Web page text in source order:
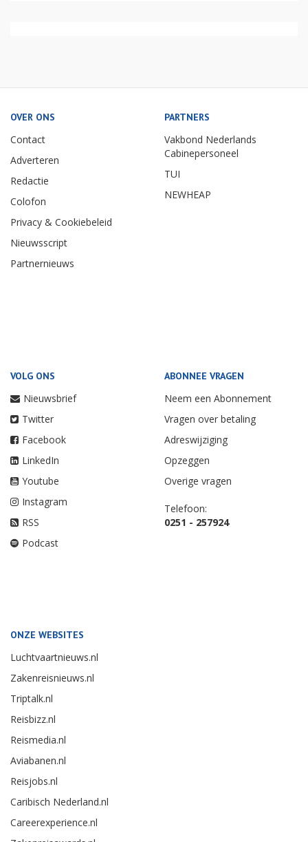
OVER ONS
Contact
Adverteren
Redactie
Colofon
Privacy & Cookiebeleid
Nieuwsscript
Partnernieuws
PARTNERS
Vakbond Nederlands
Cabinepersoneel
TUI
NEWHEAP
VOLG ONS
Nieuwsbrief
Twitter
Facebook
LinkedIn
Youtube
Instagram
RSS
Podcast
ABONNEE VRAGEN
Neem een Abonnement
Vragen over betaling
Adreswijziging
Opzeggen
Overige vragen
Telefoon:
0251 - 257924
ONZE WEBSITES
Luchtvaartnieuws.nl
Zakenreisnieuws.nl
Triptalk.nl
Reisbizz.nl
Reismedia.nl
Aviabanen.nl
Reisjobs.nl
Caribisch Nederland.nl
Careerexperience.nl